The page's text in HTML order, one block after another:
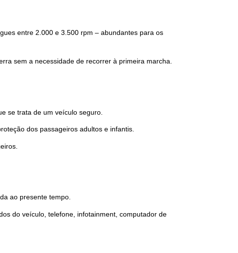
entre 2.000 e 3.500 rpm – abundantes para os
sem a necessidade de recorrer à primeira marcha.
se trata de um veículo seguro.
dos passageiros adultos e infantis.
ao presente tempo.
do veículo, telefone, infotainment, computador de